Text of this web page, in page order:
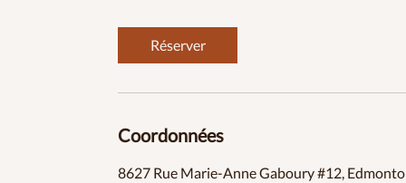
Réserver
Coordonnées
8627 Rue Marie-Anne Gaboury #12,